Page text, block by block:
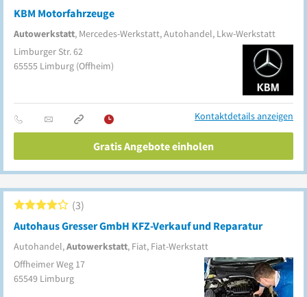
KBM Motorfahrzeuge
Autowerkstatt, Mercedes-Werkstatt, Autohandel, Lkw-Werkstatt
Limburger Str. 62
65555 Limburg (Offheim)
Kontaktdetails anzeigen
Gratis Angebote einholen
Autohaus Gresser GmbH KFZ-Verkauf und Reparatur
Autohandel,Autowerkstatt, Fiat, Fiat-Werkstatt
3
Offheimer Weg 17
65549 Limburg